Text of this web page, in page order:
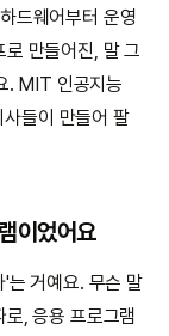
드웨어부터 운영
만들어진, 말 그
. MIT 인공지능
들이 만들어 팔
이었어요
는 거예요. 무슨 말
, 응용 프로그램